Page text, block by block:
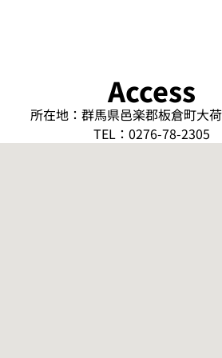
Access
所在地：群馬県邑楽郡板倉町大
TEL：0276-78-2305